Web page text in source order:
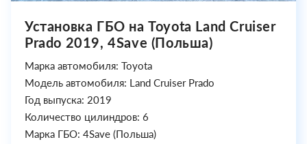
Установка ГБО на Toyota Land Cruiser
Prado 2019, 4Save (Польша)
Марка автомобиля: Toyota
Модель автомобиля: Land Cruiser Prado
Год выпуска: 2019
Количество цилиндров: 6
Марка ГБО: 4Save (Польша)